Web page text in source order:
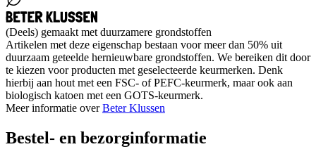
(Deels) gemaakt met duurzamere grondstoffen
Artikelen met deze eigenschap bestaan voor meer dan 50% uit
duurzaam geteelde hernieuwbare grondstoffen. We bereiken dit door
te kiezen voor producten met geselecteerde keurmerken. Denk
hierbij aan hout met een FSC- of PEFC-keurmerk, maar ook aan
biologisch katoen met een GOTS-keurmerk.
Meer informatie overBeter Klussen
Bestel- en bezorginformatie